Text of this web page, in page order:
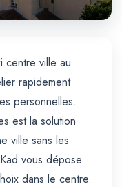
centre ville au
rapidement
personnelles.
est la solution
ville sans les
vous dépose
dans le centre.